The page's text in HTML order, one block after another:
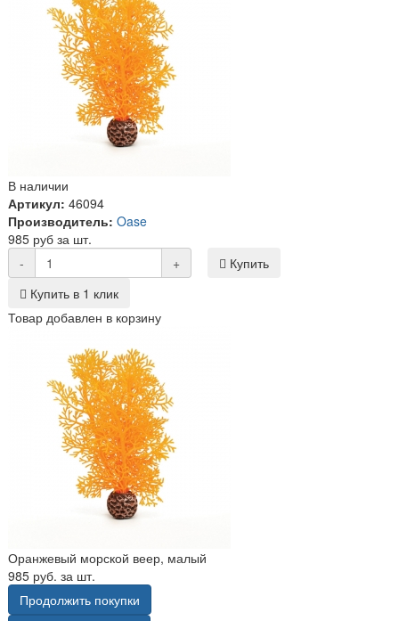
В наличии
Артикул: 46094
Производитель: Oase
985 руб за шт.
-
+
Купить
Купить в 1 клик
Товар добавлен в корзину
Оранжевый морской веер, малый
985 руб. за шт.
Продолжить покупки